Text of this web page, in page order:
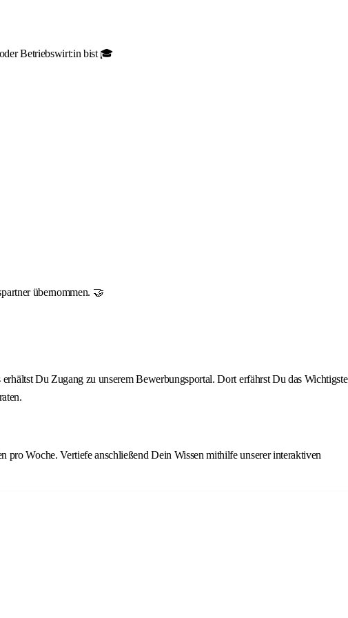
Betriebswirt:in bist 🎓
übernommen. 🤝
Du Zugang zu unserem Bewerbungsportal. Dort erfährst Du das Wichtigste
pro Woche. Vertiefe anschließend Dein Wissen mithilfe unserer interaktiven